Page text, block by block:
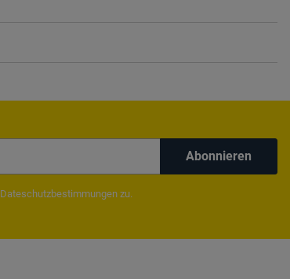
Abonnieren
Dateschutzbestimmungen zu.